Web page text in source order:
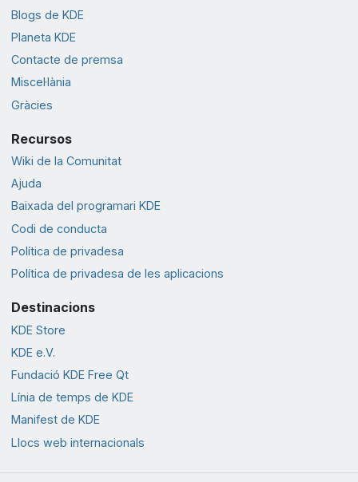
Blogs de KDE
Planeta KDE
Contacte de premsa
Miscel·lània
Gràcies
Recursos
Wiki de la Comunitat
Ajuda
Baixada del programari KDE
Codi de conducta
Política de privadesa
Política de privadesa de les aplicacions
Destinacions
KDE Store
KDE e.V.
Fundació KDE Free Qt
Línia de temps de KDE
Manifest de KDE
Llocs web internacionals